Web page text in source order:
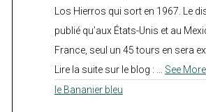
Los Hierros qui sort en 1967. Le
publié qu’aux États-Unis et au
France, seul un 45 tours en sera
Lire la suite sur le blog :
See More
le Bananier bleu